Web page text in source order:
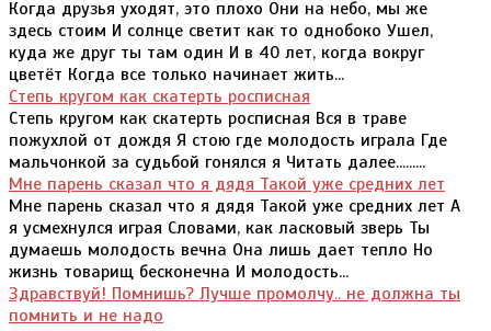
Когда друзья уходят, это плохо Они на небо, мы же
здесь стоим И солнце светит как то однобоко Ушел,
куда же друг ты там один И в 40 лет, когда вокруг
цветёт Когда все только начинает жить...
Степь кругом как скатерть росписная
Степь кругом как скатерть росписная Вся в траве
пожухлой от дождя Я стою где молодость играла Где
мальчонкой за судьбой гонялся я Читать далее.........
Мне парень сказал что я дядя Такой уже средних лет
Мне парень сказал что я дядя Такой уже средних лет А
я усмехнулся играя Словами, как ласковый зверь Ты
думаешь молодость вечна Она лишь дает тепло Но
жизнь товарищ бесконечна И молодость...
Здравствуй! Помнишь? Лучше промолчу.. не должна ты
помнить и не надо